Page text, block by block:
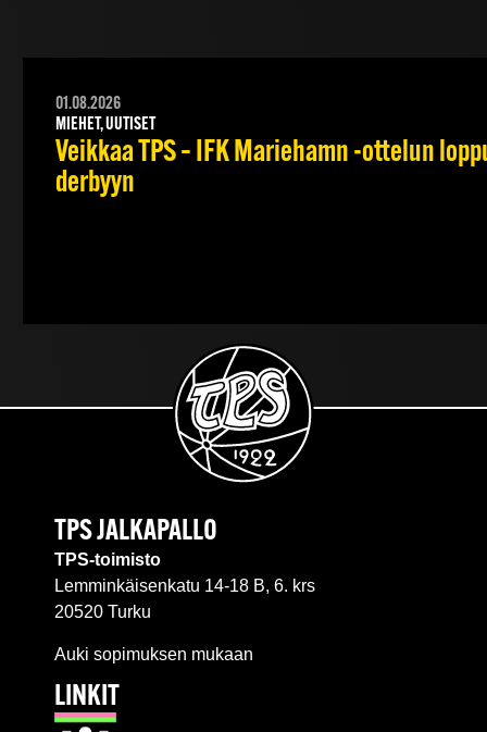
01.08.2026
MIEHET, UUTISET
Veikkaa TPS – IFK Mariehamn -ottelun
derbyyn
TPS JALKAPALLO
TPS-toimisto
Lemminkäisenkatu 14-18 B, 6. krs
20520 Turku
Auki sopimuksen mukaan
LINKIT